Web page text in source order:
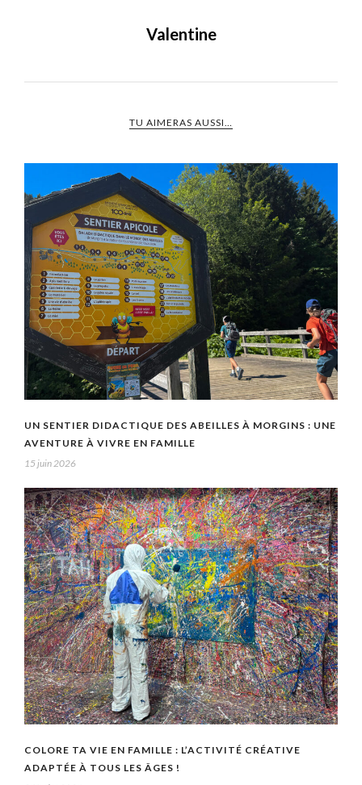
Valentine
TU AIMERAS AUSSI…
UN SENTIER DIDACTIQUE DES ABEILLES À MORGINS : UNE
AVENTURE À VIVRE EN FAMILLE
15 juin 2026
COLORE TA VIE EN FAMILLE : L’ACTIVITÉ CRÉATIVE
ADAPTÉE À TOUS LES ÂGES !